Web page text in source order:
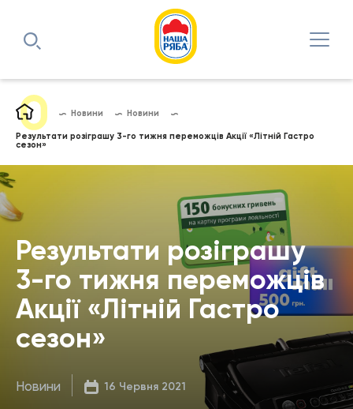
Новини Новини
Результати розіграшу 3-го тижня переможців Акції «Літній Гастро
сезон»
Результати розіграшу
3-го тижня переможців
Акції «Літній Гастро
сезон»
Новини 16 Червня 2021